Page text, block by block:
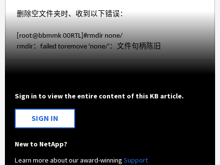
删除空文件夹时、收到以下错误：
[root@bbmmk 00RTL]#rmdir none/
rmdir：failed toremove 'none/'：文件句柄陈旧
Sign in to view the entire content of this KB article.
SIGN IN
New to NetApp?
Learn more about our award-winningSupport